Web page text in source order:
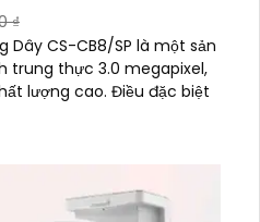
₫
Dây CS-CB8/SP là một sản
trung thực 3.0 megapixel,
Điều đặc biệt